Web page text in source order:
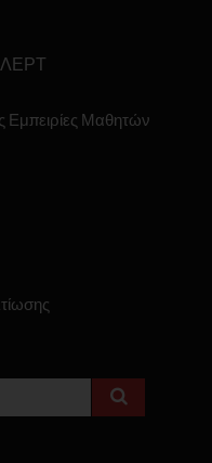
Εμπειρίες Μαθητών